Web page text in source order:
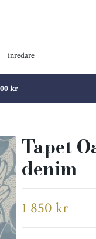
inredare
kr
Tapet
denim
1 850 kr